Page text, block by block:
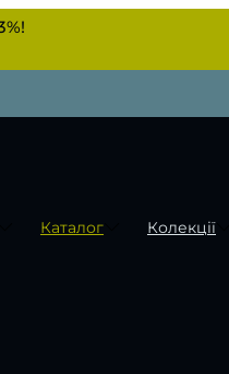
Каталог Колекції